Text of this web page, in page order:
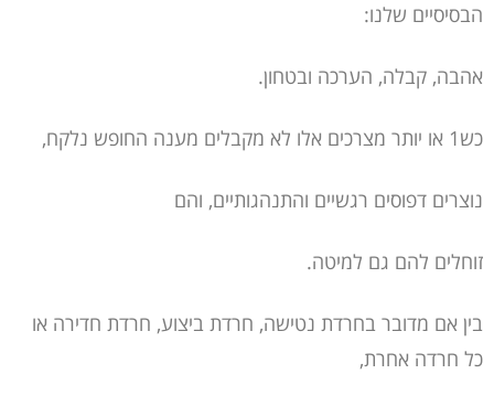
הבסיסיים שלנו:
אהבה, קבלה, הערכה ובטחון.
כש1 או יותר מצרכים אלו לא מקבלים מענה החופש נלקח,
נוצרים דפוסים רגשיים והתנהגותיים, והם
זוחלים להם גם למיטה.
בין אם מדובר בחרדת נטישה, חרדת ביצוע, חרדת חדירה או
כל חרדה אחרת,